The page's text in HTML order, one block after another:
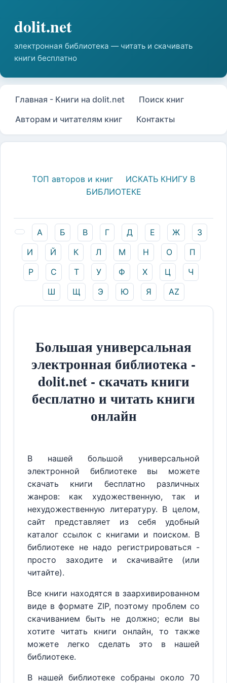
Главная - Книги на dolit.net
Поиск книг
Авторам и читателям книг
Контакты
ТОП авторов и книг
ИСКАТЬ КНИГУ В
БИБЛИОТЕКЕ
А Б В Г Д Е Ж
З
И
Й К Л М Н О
П
Р
С Т У Ф Х Ц
Ч
Ш
Щ Э Ю Я AZ
Большая универсальная
электронная библиотека -
dolit.net - скачать книги
бесплатно и читать книги
онлайн
В нашей большой универсальной
электронной библиотеке вы можете
скачать книги бесплатно различных
жанров: как художественную, так и
нехудожественную литературу. В целом,
сайт представляет из себя удобный
каталог ссылок с книгами и поиском. В
библиотеке не надо регистрироваться -
просто заходите и скачивайте (или
читайте).
Все книги находятся в заархивированном
виде в формате ZIP, поэтому проблем со
скачиванием быть не должно; если вы
хотите читать книги онлайн, то также
можете легко сделать это в нашей
библиотеке.
В нашей библиотеке собраны около 70